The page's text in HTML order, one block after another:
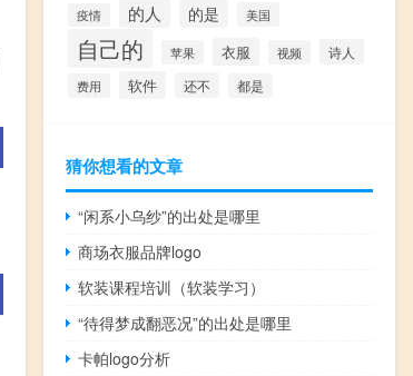
疫情 的人 的是 美国
自己的 苹果 衣服 视频 诗人
费用 软件 还不 都是
猜你想看的文章
“闲系小乌纱”的出处是哪里
商场衣服品牌logo
软装课程培训（软装学习）
“待得梦成翻恶况”的出处是哪里
卡帕logo分析